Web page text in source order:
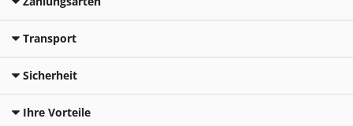
Transport
Sicherheit
Ihre Vorteile